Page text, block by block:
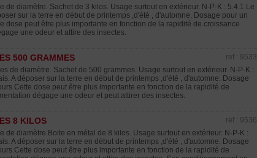
de diamètre. Sachet de 3 kilos. Usage surtout en extérieur. N-P-K : 5.4.1 Le
sur la terre en début de printemps ,d'été , d'automne. Dosage pour un
dose peut être plus importante en fonction de la rapidité de croissance
une odeur et attire des insectes.
500 GRAMMES
ref : 9533
de diamètre. Sachet de 500 grammes. Usage surtout en extérieur. N-P-K :
A déposer sur la terre en début de printemps ,d'été , d'automne. Dosage
dose peut être plus importante en fonction de la rapidité de
dégage une odeur et peut attirer des insectes.
8 KILOS
ref : 9536
de diamètre.Boite en métal de 8 kilos. Usage surtout en extérieur. N-P-K :
A déposer sur la terre en début de printemps ,d'été , d'automne. Dosage
dose peut être plus importante en fonction de la rapidité de